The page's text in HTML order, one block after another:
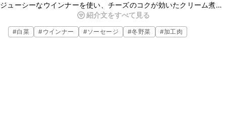
ジューシーなウインナーを使い、チーズのコクが効いたクリーム煮に
しました。ごはんにもパンにも合う仕上がりですよ。簡単に作れるの
で、ぜひお試しくださいね。
紹介文をすべて見る
#白菜 #ウインナー #ソーセージ #冬野菜 #加工肉